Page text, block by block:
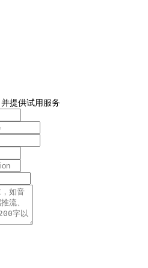
提供试用服务